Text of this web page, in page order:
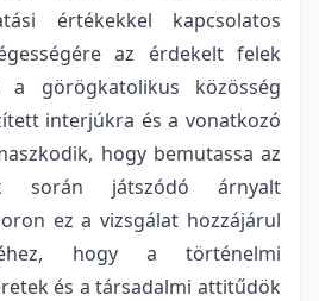
értékekkel kapcsolatos
az érdekelt felek
görögkatolikus közösség
interjúkra és a vonatkozó
hogy bemutassa az
során játszódó árnyalt
ez a vizsgálat hozzájárul
hogy a történelmi
és a társadalmi attitűdök